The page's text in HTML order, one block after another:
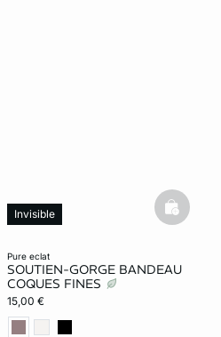
pure eclat
SOUTIEN-GORGE BANDEAU
COQUES FINES
15,00 €
Invisible basketfull